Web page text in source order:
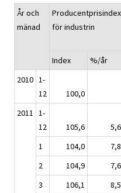
År och
mänad
Producentprisindex
för industrin
Index %/år
2010 1-
12
100,0
2011 1-
12
105,6 5,6
1
104,0 7,8
2
104,9 7,6
3
106,1 8,5